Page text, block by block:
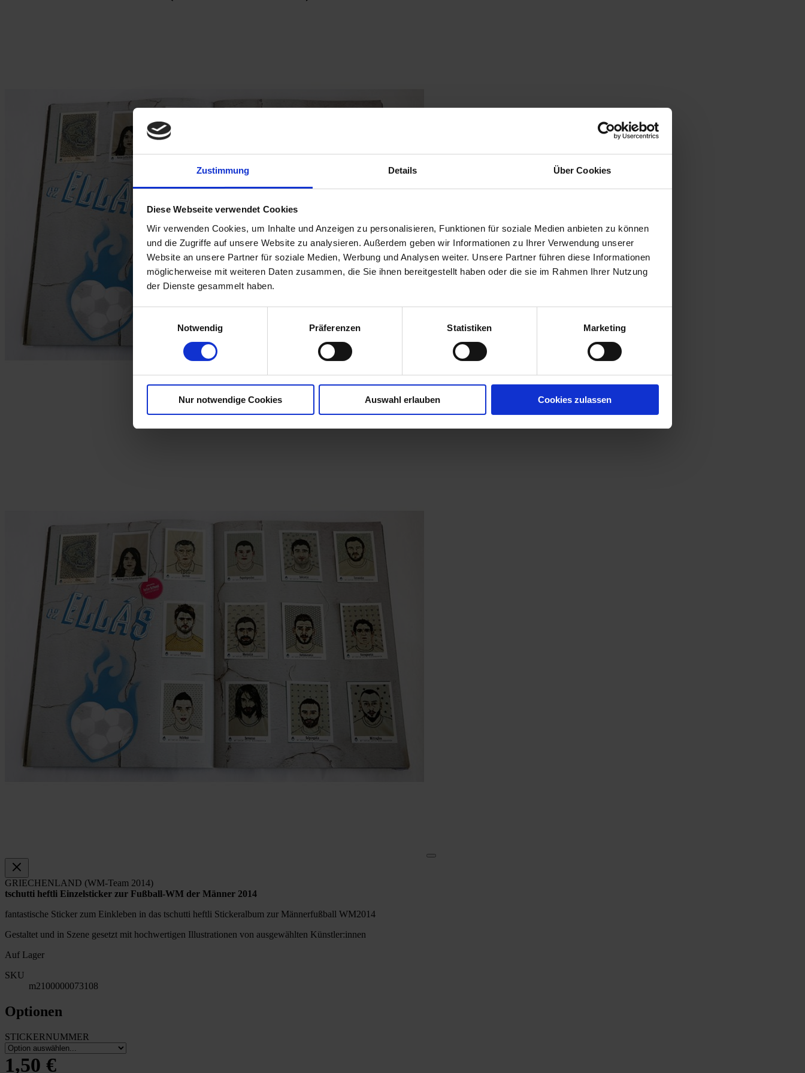
Zustimmung Details Über Cookies
Diese Webseite verwendet Cookies
Wir verwenden Cookies, um Inhalte und Anzeigen zu personalisieren, Funktionen für soziale Medien anbieten zu können
und die Zugriffe auf unsere Website zu analysieren. Außerdem geben wir Informationen zu Ihrer Verwendung unserer
Website an unsere Partner für soziale Medien, Werbung und Analysen weiter. Unsere Partner führen diese Informationen
möglicherweise mit weiteren Daten zusammen, die Sie ihnen bereitgestellt haben oder die sie im Rahmen Ihrer Nutzung
der Dienste gesammelt haben.
Notwendig
Präferenzen Statistiken Marketing
Nur notwendige Cookies Auswahl erlauben Cookies zulassen
GRIECHENLAND (WM-Team 2014)
tschutti heftli Einzelsticker zur Fußball-WM der Männer 2014
fantastische Sticker zum Einkleben in das tschutti heftli Stickeralbum zur Männerfußball WM2014
Gestaltet und in Szene gesetzt mit hochwertigen Illustrationen von ausgewählten Künstler:innen
Auf Lager
SKU
m2100000073108
Optionen
STICKERNUMMER
1,50 €